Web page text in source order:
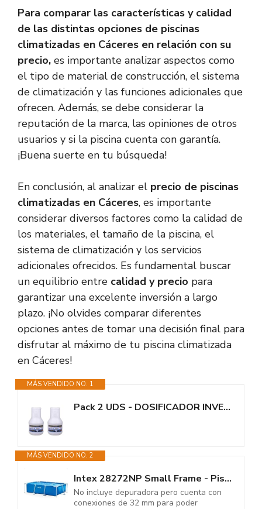
Para comparar las características y calidad
de las distintas opciones de piscinas
climatizadas en Cáceres en relación con su
precio, es importante analizar aspectos como
el tipo de material de construcción, el sistema
de climatización y las funciones adicionales que
ofrecen. Además, se debe considerar la
reputación de la marca, las opiniones de otros
usuarios y si la piscina cuenta con garantía.
¡Buena suerte en tu búsqueda!
En conclusión, al analizar el precio de piscinas
climatizadas en Cáceres, es importante
considerar diversos factores como la calidad de
los materiales, el tamaño de la piscina, el
sistema de climatización y los servicios
adicionales ofrecidos. Es fundamental buscar
un equilibrio entre calidad y precio para
garantizar una excelente inversión a largo
plazo. ¡No olvides comparar diferentes
opciones antes de tomar una decisión final para
disfrutar al máximo de tu piscina climatizada
en Cáceres!
MÁS VENDIDO NO. 1
Pack 2 UDS - DOSIFICADOR INVERNADA AQUAPOOL 4 KG (2x2 KG) - Cloro de...
MÁS VENDIDO NO. 2
Intex 28272NP Small Frame - Piscina Desmontable, 300 x 200 x 75 cm, 3.834...
No incluye depuradora pero cuenta con
conexiones de 32 mm para poder